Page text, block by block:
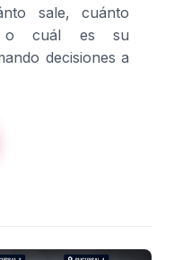
sale, cuánto
o cuál es su
decisiones a